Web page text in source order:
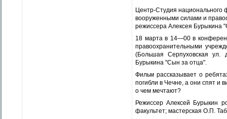
Центр-Студия
вооруженными силами и
режиссера Алексея Бурыкина
18 марта в 14—00 в
правоохранительными
(Большая Серпуховская ул.
Бурыкина "Сын за отца".
Фильм рассказывает о
погибли в Чечне, а они спят и
о чем мечтают?
Режиссер Алексей Бурыкин
факультет; мастерская О.П.